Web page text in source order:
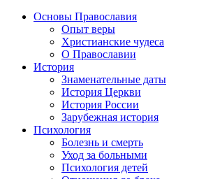
Основы Православия
Опыт веры
Христианские чудеса
О Православии
История
Знаменательные даты
История Церкви
История России
Зарубежная история
Психология
Болезнь и смерть
Уход за больными
Психология детей